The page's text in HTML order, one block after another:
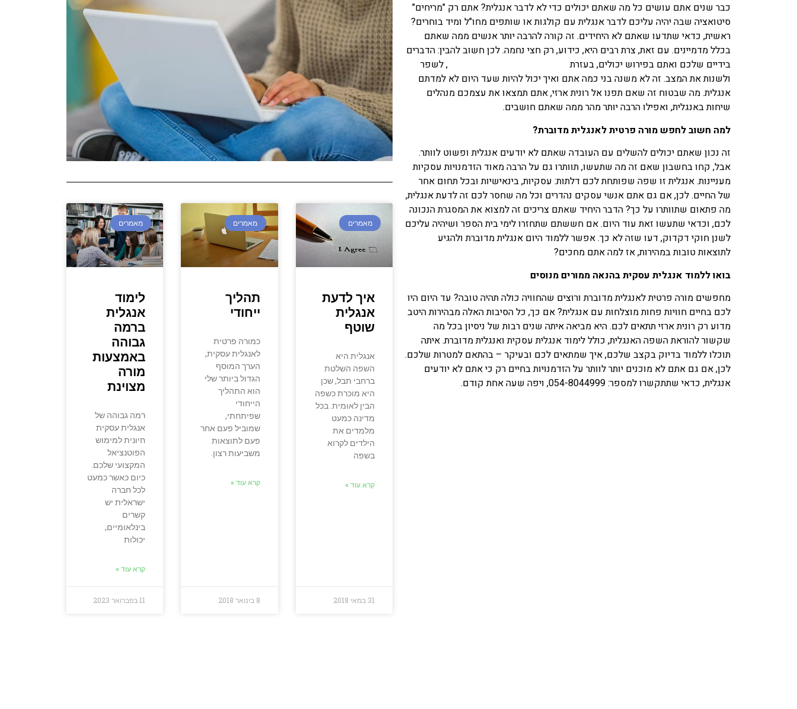
כבר שנים אתם עושים כל מה שאתם יכולים כדי לא לדבר אנגלית? אתם רק "מריחים"
סיטואציה שבה יהיה עליכם לדבר אנגלית עם קולגות או שותפים מחו"ל ומיד בוחרים?
ראשית, כדאי שתדעו שאתם לא היחידים. זה קורה להרבה יותר אנשים ממה שאתם
בכלל מדמיינים. עם זאת, צרת רבים היא, כידוע, רק חצי נחמה. לכן חשוב להבין: הדברים
בידיים שלכם ואתם בפירוש יכולים, בעזרת
, לשפר
ולשנות את המצב. זה לא משנה בני כמה אתם ואיך יכול להיות שעד היום לא למדתם
אנגלית. מה שבטוח זה שאם תפנו אל רונית ארזי, אתם תמצאו את עצמכם מנהלים
שיחות באנגלית, ואפילו הרבה יותר מהר ממה שאתם חושבים.
למה חשוב לחפש מורה פרטית לאנגלית מדוברת?
זה נכון שאתם יכולים להשלים עם העובדה שאתם לא יודעים אנגלית ופשוט לוותר.
אבל, קחו בחשבון שאם זה מה שתעשו, תוותרו גם על הרבה מאוד הזדמנויות עסקיות
מעניינות. אנגלית זו שפה שפותחת לכם דלתות: עסקיות, בינאישיות ובכל תחום אחר
של החיים. לכן, אם גם אתם אנשי עסקים נהדרים וכל מה שחסר לכם זה לדעת אנגלית,
מה פתאום שתוותרו על כך? הדבר היחיד שאתם צריכים זה למצוא את המסגרת הנכונה
לכם, וכדאי שתעשו זאת עוד היום. אם חששתם שתחזרו לימי בית הספר ושיהיה עליכם
לשנן חוקי דקדוק, דעו שזה לא כך. אפשר ללמוד היום אנגלית מדוברת ולהגיע
לתוצאות טובות במהירות, אז למה אתם מחכים?
בואו ללמוד אנגלית עסקית בהנאה ממורים מנוסים
מחפשים מורה פרטית לאנגלית מדוברת ורוצים שהחוויה כולה תהיה טובה? עד היום היו
לכם בחיים חוויות פחות מוצלחות עם אנגלית? אם כך, כל הסיבות האלה מבהירות היטב
מדוע רק רונית ארזי תתאים לכם. היא מביאה איתה שנים רבות של ניסיון בכל מה
שקשור להוראת השפה האנגלית, כולל לימוד אנגלית עסקית ואנגלית מדוברת. איתה
תוכלו ללמוד בדיוק בקצב שלכם, איך שמתאים לכם ובעיקר – בהתאם למטרות שלכם.
לכן, אם גם אתם לא מוכנים יותר לוותר על הזדמנויות בחיים רק כי אתם לא יודעים
אנגלית, כדאי שתתקשרו למספר: 054-8044999, ויפה שעה אחת קודם.
מאמרים
איך לדעת
אנגלית
שוטף
אנגלית היא
השפה השלטת
ברחבי תבל, שכן
היא מוכרת כשפה
הבין לאומית. בכל
מדינה כמעט
מלמדים את
הילדים לקרוא
בשפה
קרא עוד »
31 במאי 2018
מאמרים
תהליך
ייחודי
כמורה פרטית
לאנגלית עסקית,
הערך המוסף
הגדול ביותר שלי
הוא התהליך
הייחודי
שפיתחתי,
שמוביל פעם אחר
פעם לתוצאות
משביעות רצון.
קרא עוד »
8 בינואר 2018
מאמרים
לימוד
אנגלית
ברמה
גבוהה
באמצעות
מורה
מצוינת
רמה גבוהה של
אנגלית עסקית
חיונית למימוש
הפוטנציאל
המקצועי שלכם.
כיום כאשר כמעט
לכל חברה
ישראלית יש
קשרים
בינלאומיים,
יכולות
קרא עוד »
11 בפברואר 2023